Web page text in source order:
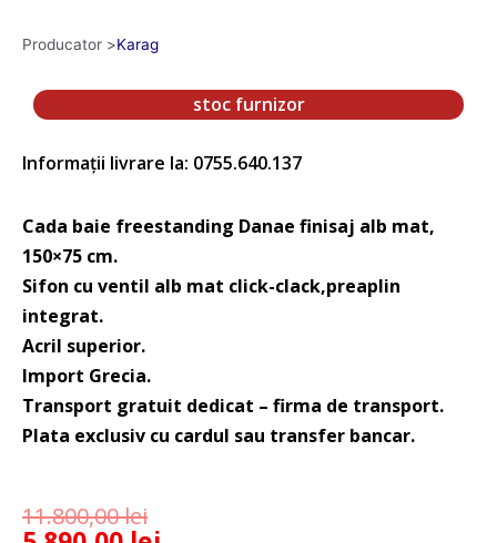
Producator >Karag
stoc furnizor
Informații livrare la: 0755.640.137
Cada baie freestanding Danae finisaj alb mat,
150×75 cm.
Sifon cu ventil alb mat click-clack,preaplin
integrat.
Acril superior.
Import Grecia.
Transport gratuit dedicat – firma de transport.
Plata exclusiv cu cardul sau transfer bancar.
11.800,00lei